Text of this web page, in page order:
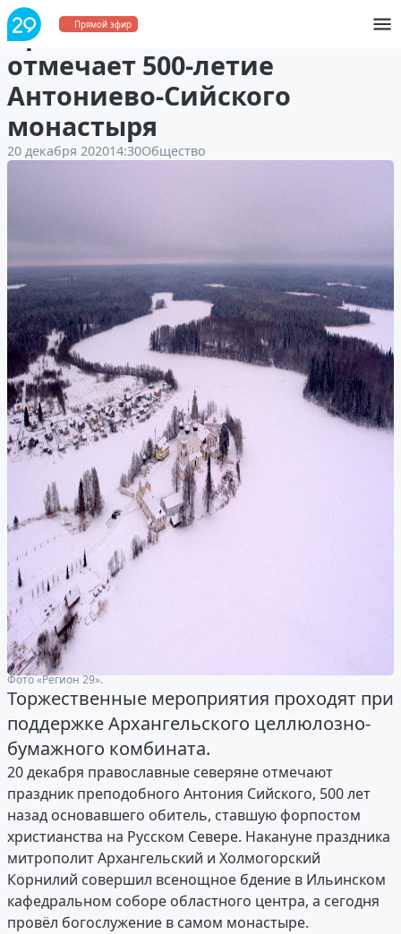
Прямой эфир
Архангельская область
отмечает 500-летие
Антониево-Сийского
монастыря
20 декабря 202014:30Общество
Фото «Регион 29».
Торжественные мероприятия проходят при
поддержке Архангельского целлюлозно-
бумажного комбината.
20 декабря православные северяне отмечают
праздник преподобного Антония Сийского, 500 лет
назад основавшего обитель, ставшую форпостом
христианства на Русском Севере. Накануне праздника
митрополит Архангельский и Холмогорский
Корнилий совершил всенощное бдение в Ильинском
кафедральном соборе областного центра, а сегодня
провёл богослужение в самом монастыре.